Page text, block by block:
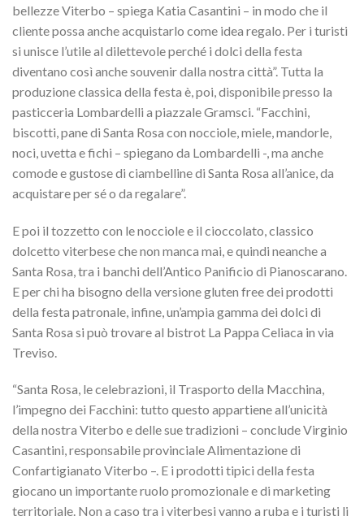
bellezze Viterbo – spiega Katia Casantini – in modo che il
cliente possa anche acquistarlo come idea regalo. Per i turisti
si unisce l’utile al dilettevole perché i dolci della festa
diventano così anche souvenir dalla nostra città”. Tutta la
produzione classica della festa è, poi, disponibile presso la
pasticceria Lombardelli a piazzale Gramsci. “Facchini,
biscotti, pane di Santa Rosa con nocciole, miele, mandorle,
noci, uvetta e fichi – spiegano da Lombardelli -, ma anche
comode e gustose di ciambelline di Santa Rosa all’anice, da
acquistare per sé o da regalare”.
E poi il tozzetto con le nocciole e il cioccolato, classico
dolcetto viterbese che non manca mai, e quindi neanche a
Santa Rosa, tra i banchi dell’Antico Panificio di Pianoscarano.
E per chi ha bisogno della versione gluten free dei prodotti
della festa patronale, infine, un’ampia gamma dei dolci di
Santa Rosa si può trovare al bistrot La Pappa Celiaca in via
Treviso.
“Santa Rosa, le celebrazioni, il Trasporto della Macchina,
l’impegno dei Facchini: tutto questo appartiene all’unicità
della nostra Viterbo e delle sue tradizioni – conclude Virginio
Casantini, responsabile provinciale Alimentazione di
Confartigianato Viterbo –. E i prodotti tipici della festa
giocano un importante ruolo promozionale e di marketing
territoriale. Non a caso tra i viterbesi vanno a ruba e i turisti li